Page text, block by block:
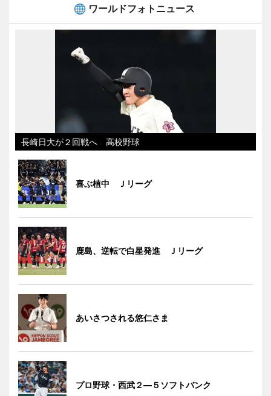
ワールドフォトニュース
長崎日大が２回戦へ 高校野球
喜ぶ植中 Ｊリーグ
鹿島、逆転で白星発進 Ｊリーグ
あいさつされる悠仁さま
プロ野球・西武２―５ソフトバンク